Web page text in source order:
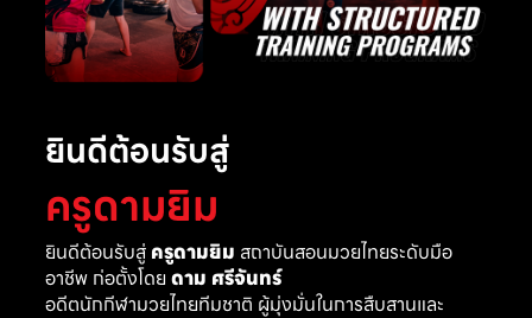
ยินดีต้อนรับสู่
ครูดามยิม
ยินดีต้อนรับสู่ ครูดามยิม สถาบันสอนมวยไทยระดับมือ
อาชีพ ก่อตั้งโดย ดาม ศรีจันทร์
อดีตนักกีฬามวยไทยทีมชาติ ผู้มุ่งมั่นในการสืบสานและ